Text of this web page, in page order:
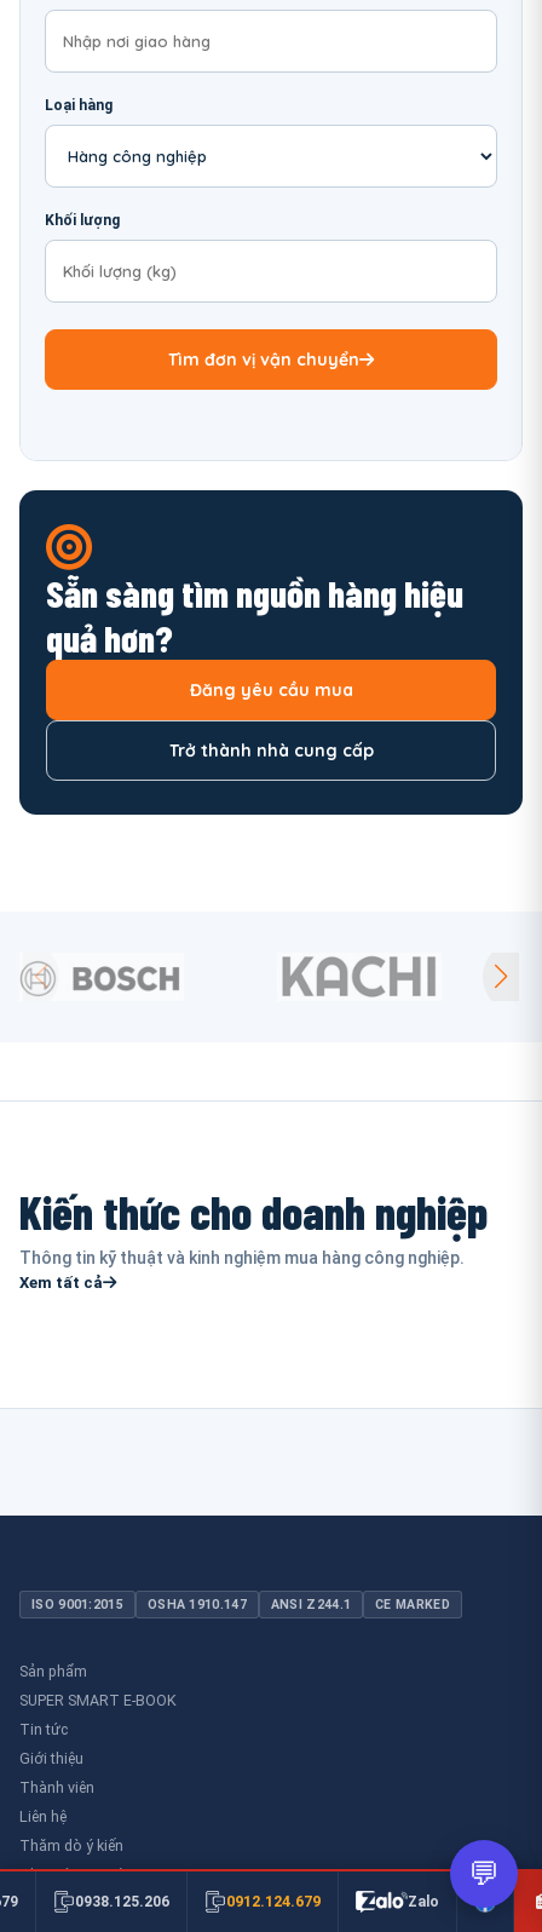
Loại hàng
Khối lượng
Tìm đơn vị vận chuyển
Sẵn sàng tìm nguồn hàng hiệu
quả hơn?
Đăng yêu cầu mua
Trở thành nhà cung cấp
Kiến thức cho doanh nghiệp
Thông tin kỹ thuật và kinh nghiệm mua hàng công nghiệp.
Xem tất cả
ISO 9001:2015 OSHA 1910.147 ANSI Z244.1 CE MARKED
Sản phẩm
SUPER SMART E-BOOK
Tin tức
Giới thiệu
Thành viên
Liên hệ
Thăm dò ý kiến
Thư viên an toàn
0938.125.206 0912.124.679 Zalo
💬